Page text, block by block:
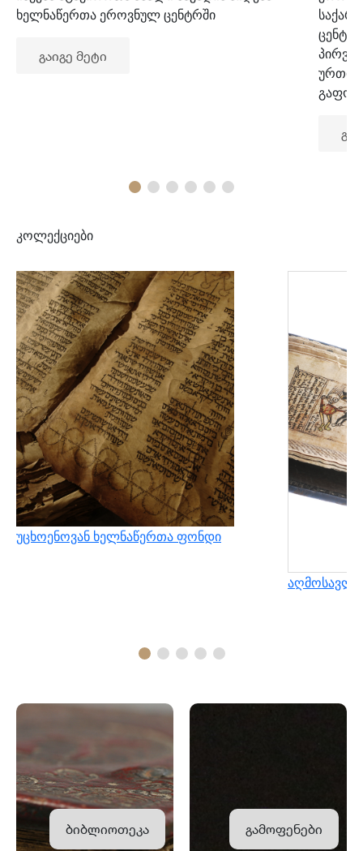
ხელნაწერთა ეროვნულ ცენტრში
გაიგე მეტი
კოლექციები
უცხოენოვან ხელნაწერთა ფონდი
ბიბლიოთეკა გამოფენები